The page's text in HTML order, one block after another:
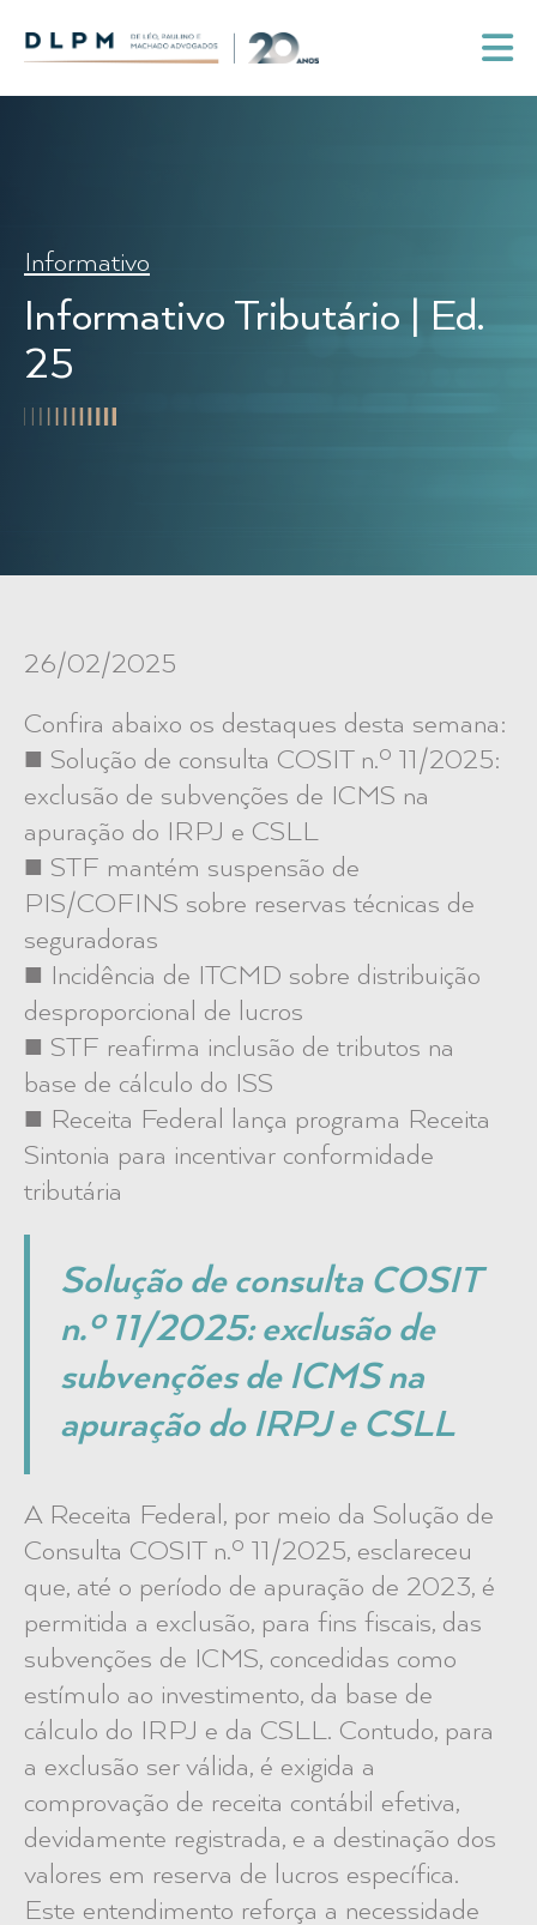
Informativo
Informativo Tributário | Ed.
25
26/02/2025
Confira abaixo os destaques desta semana:
■ Solução de consulta COSIT n.º 11/2025:
exclusão de subvenções de ICMS na
apuração do IRPJ e CSLL
■ STF mantém suspensão de
PIS/COFINS sobre reservas técnicas de
seguradoras
■ Incidência de ITCMD sobre distribuição
desproporcional de lucros
■ STF reafirma inclusão de tributos na
base de cálculo do ISS
■ Receita Federal lança programa Receita
Sintonia para incentivar conformidade
tributária
Solução de consulta COSIT
n.º 11/2025: exclusão de
subvenções de ICMS na
apuração do IRPJ e CSLL
A Receita Federal, por meio da Solução de
Consulta COSIT n.º 11/2025, esclareceu
que, até o período de apuração de 2023, é
permitida a exclusão, para fins fiscais, das
subvenções de ICMS, concedidas como
estímulo ao investimento, da base de
cálculo do IRPJ e da CSLL. Contudo, para
a exclusão ser válida, é exigida a
comprovação de receita contábil efetiva,
devidamente registrada, e a destinação dos
valores em reserva de lucros específica.
Este entendimento reforça a necessidade